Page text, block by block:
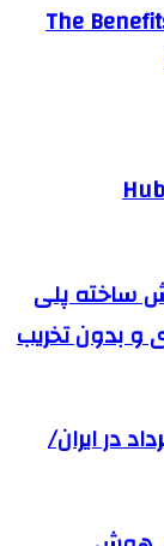
The
ساخته پلی
و بدون تخریب
در ایران/